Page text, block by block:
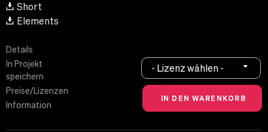
Short
Elements
Details
In Projekt
speichern
Preise/Lizenzen
Information
- Lizenz wählen -